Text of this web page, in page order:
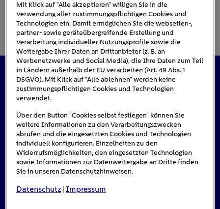
Das könnte Sie auch interessieren
#Solarenergie
Mit Klick auf "Alle akzeptieren" willigen Sie in die
Verwendung aller zustimmungspflichtigen Cookies und
Technologien ein. Damit ermöglichen Sie die webseiten-,
partner- sowie geräteübergreifende Erstellung und
Verarbeitung individueller Nutzungsprofile sowie die
Weitergabe Ihrer Daten an Drittanbieter (z. B. an
Werbenetzwerke und Social Media), die Ihre Daten zum Teil
in Ländern außerhalb der EU verarbeiten (Art. 49 Abs. 1
DSGVO). Mit Klick auf "Alle ablehnen" werden keine
zustimmungspflichtigen Cookies und Technologien
verwendet.
Über den Button "Cookies selbst festlegen" können Sie
weitere Informationen zu den Verarbeitungszwecken
abrufen und die eingesetzten Cookies und Technologien
individuell konfigurieren. Einzelheiten zu den
Widerrufsmöglichkeiten, den eingesetzten Technologien
sowie Informationen zur Datenweitergabe an Dritte finden
Sie in unseren Datenschutzhinweisen.
Datenschutz |Impressum